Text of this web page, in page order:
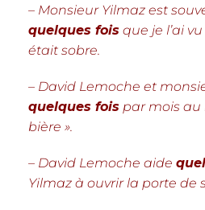
– Monsieur Yilmaz est
quelques fois que je l’ai
était sobre.
– David Lemoche et
quelques fois par mois au
bière ».
– David Lemoche aide
Yilmaz à ouvrir la porte de